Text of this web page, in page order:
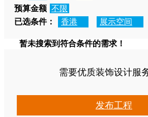
预算金额 不限
已选条件：
香港 展示空间
暂未搜索到符合条件的需求！
需要优质装饰设计服
发布工程